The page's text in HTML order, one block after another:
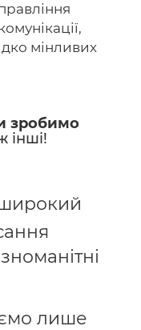
мінливих
зробимо
інші!
лише